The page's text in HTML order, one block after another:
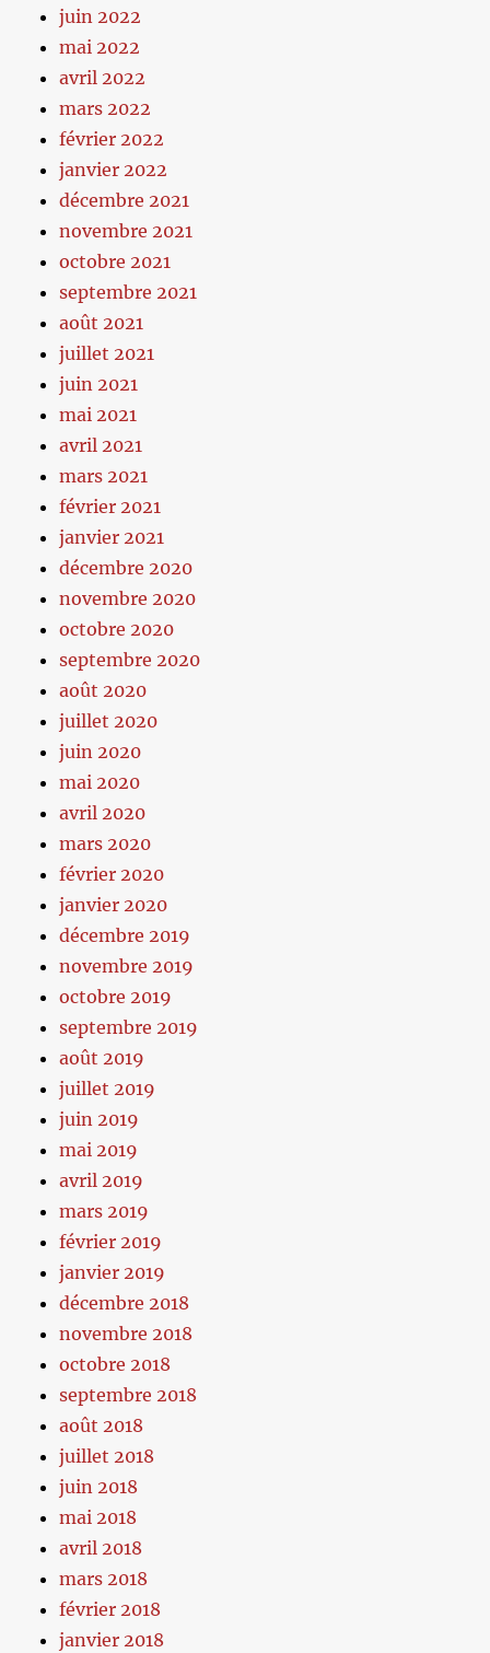
juin 2022
mai 2022
avril 2022
mars 2022
février 2022
janvier 2022
décembre 2021
novembre 2021
octobre 2021
septembre 2021
août 2021
juillet 2021
juin 2021
mai 2021
avril 2021
mars 2021
février 2021
janvier 2021
décembre 2020
novembre 2020
octobre 2020
septembre 2020
août 2020
juillet 2020
juin 2020
mai 2020
avril 2020
mars 2020
février 2020
janvier 2020
décembre 2019
novembre 2019
octobre 2019
septembre 2019
août 2019
juillet 2019
juin 2019
mai 2019
avril 2019
mars 2019
février 2019
janvier 2019
décembre 2018
novembre 2018
octobre 2018
septembre 2018
août 2018
juillet 2018
juin 2018
mai 2018
avril 2018
mars 2018
février 2018
janvier 2018